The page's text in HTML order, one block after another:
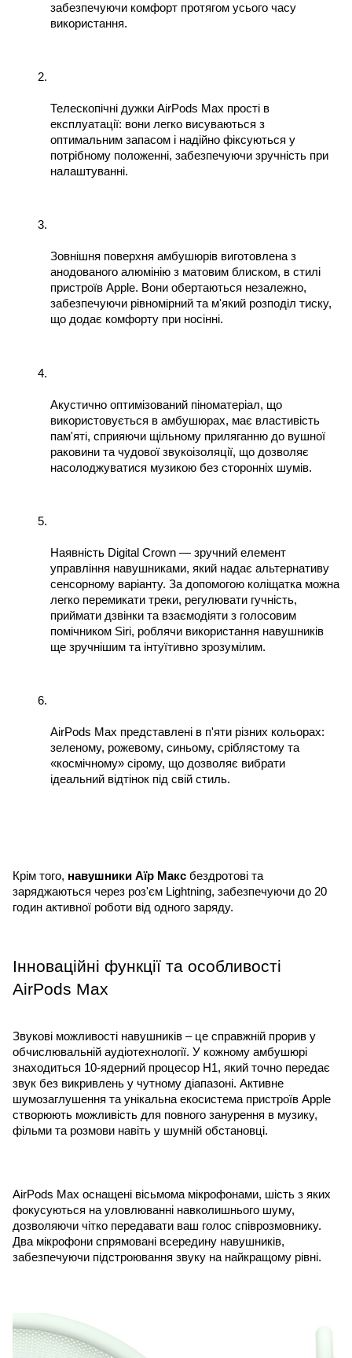
забезпечуючи комфорт протягом усього часу
використання.
Телескопічні дужки AirPods Max прості в
експлуатації: вони легко висуваються з
оптимальним запасом і надійно фіксуються у
потрібному положенні, забезпечуючи зручність при
налаштуванні.
Зовнішня поверхня амбушюрів виготовлена ​​з
анодованого алюмінію з матовим блиском, в стилі
пристроїв Apple. Вони обертаються незалежно,
забезпечуючи рівномірний та м'який розподіл тиску,
що додає комфорту при носінні.
Акустично оптимізований піноматеріал, що
використовується в амбушюрах, має властивість
пам'яті, сприяючи щільному приляганню до вушної
раковини та чудової звукоізоляції, що дозволяє
насолоджуватися музикою без сторонніх шумів.
Наявність Digital Crown — зручний елемент
управління навушниками, який надає альтернативу
сенсорному варіанту. За допомогою коліщатка можна
легко перемикати треки, регулювати гучність,
приймати дзвінки та взаємодіяти з голосовим
помічником Siri, роблячи використання навушників
ще зручнішим та інтуїтивно зрозумілим.
AirPods Max представлені в п'яти різних кольорах:
зеленому, рожевому, синьому, сріблястому та
«космічному» сірому, що дозволяє вибрати
ідеальний відтінок під свій стиль.
Крім того, навушники Аїр Макс бездротові та
заряджаються через роз'єм Lightning, забезпечуючи до 20
годин активної роботи від одного заряду.
Інноваційні функції та особливості
AirPods Max
Звукові можливості навушників – це справжній прорив у
обчислювальній аудіотехнології. У кожному амбушюрі
знаходиться 10-ядерний процесор H1, який точно передає
звук без викривлень у чутному діапазоні. Активне
шумозаглушення та унікальна екосистема пристроїв Apple
створюють можливість для повного занурення в музику,
фільми та розмови навіть у шумній обстановці.
AirPods Max оснащені вісьмома мікрофонами, шість з яких
фокусуються на уловлюванні навколишнього шуму,
дозволяючи чітко передавати ваш голос співрозмовнику.
Два мікрофони спрямовані всередину навушників,
забезпечуючи підстроювання звуку на найкращому рівні.